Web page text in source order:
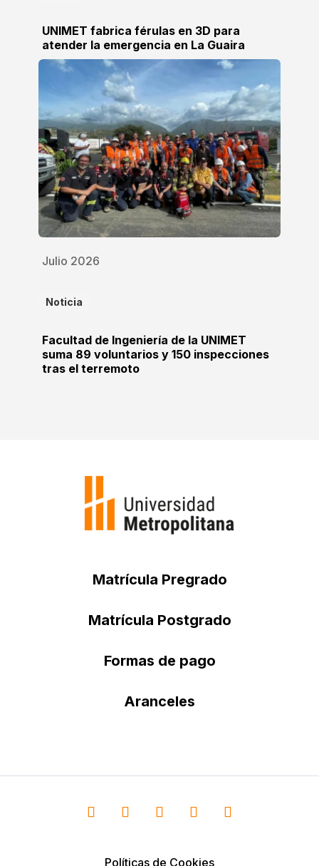
UNIMET fabrica férulas en 3D para
atender la emergencia en La Guaira
Julio 2026
Noticia
Facultad de Ingeniería de la UNIMET
suma 89 voluntarios y 150 inspecciones
tras el terremoto
Matrícula Pregrado
Matrícula Postgrado
Formas de pago
Aranceles
Políticas de Cookies